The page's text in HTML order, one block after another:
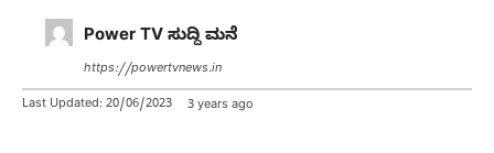
Power TV ಸುದ್ದಿ ಮನೆ
https://powertvnews.in
Last Updated: 20/06/2023 3 years ago